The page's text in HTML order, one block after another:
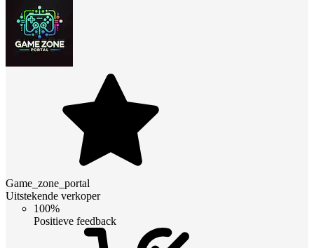
Game_zone_portal
Uitstekende verkoper
100%
Positieve feedback